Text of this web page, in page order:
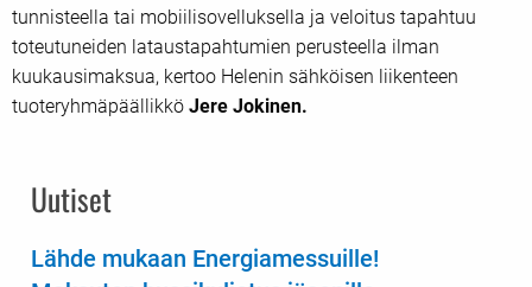
tunnisteella tai mobiilisovelluksella ja veloitus tapahtuu
toteutuneiden lataustapahtumien perusteella ilman
kuukausimaksua, kertoo Helenin sähköisen liikenteen
tuoteryhmäpäällikkö Jere Jokinen.
Uutiset
Lähde mukaan Energiamessuille!